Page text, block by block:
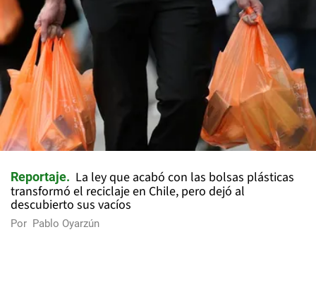
Reportaje
La ley que acabó con las bolsas plásticas
transformó el reciclaje en Chile, pero dejó al
descubierto sus vacíos
Por Pablo Oyarzún